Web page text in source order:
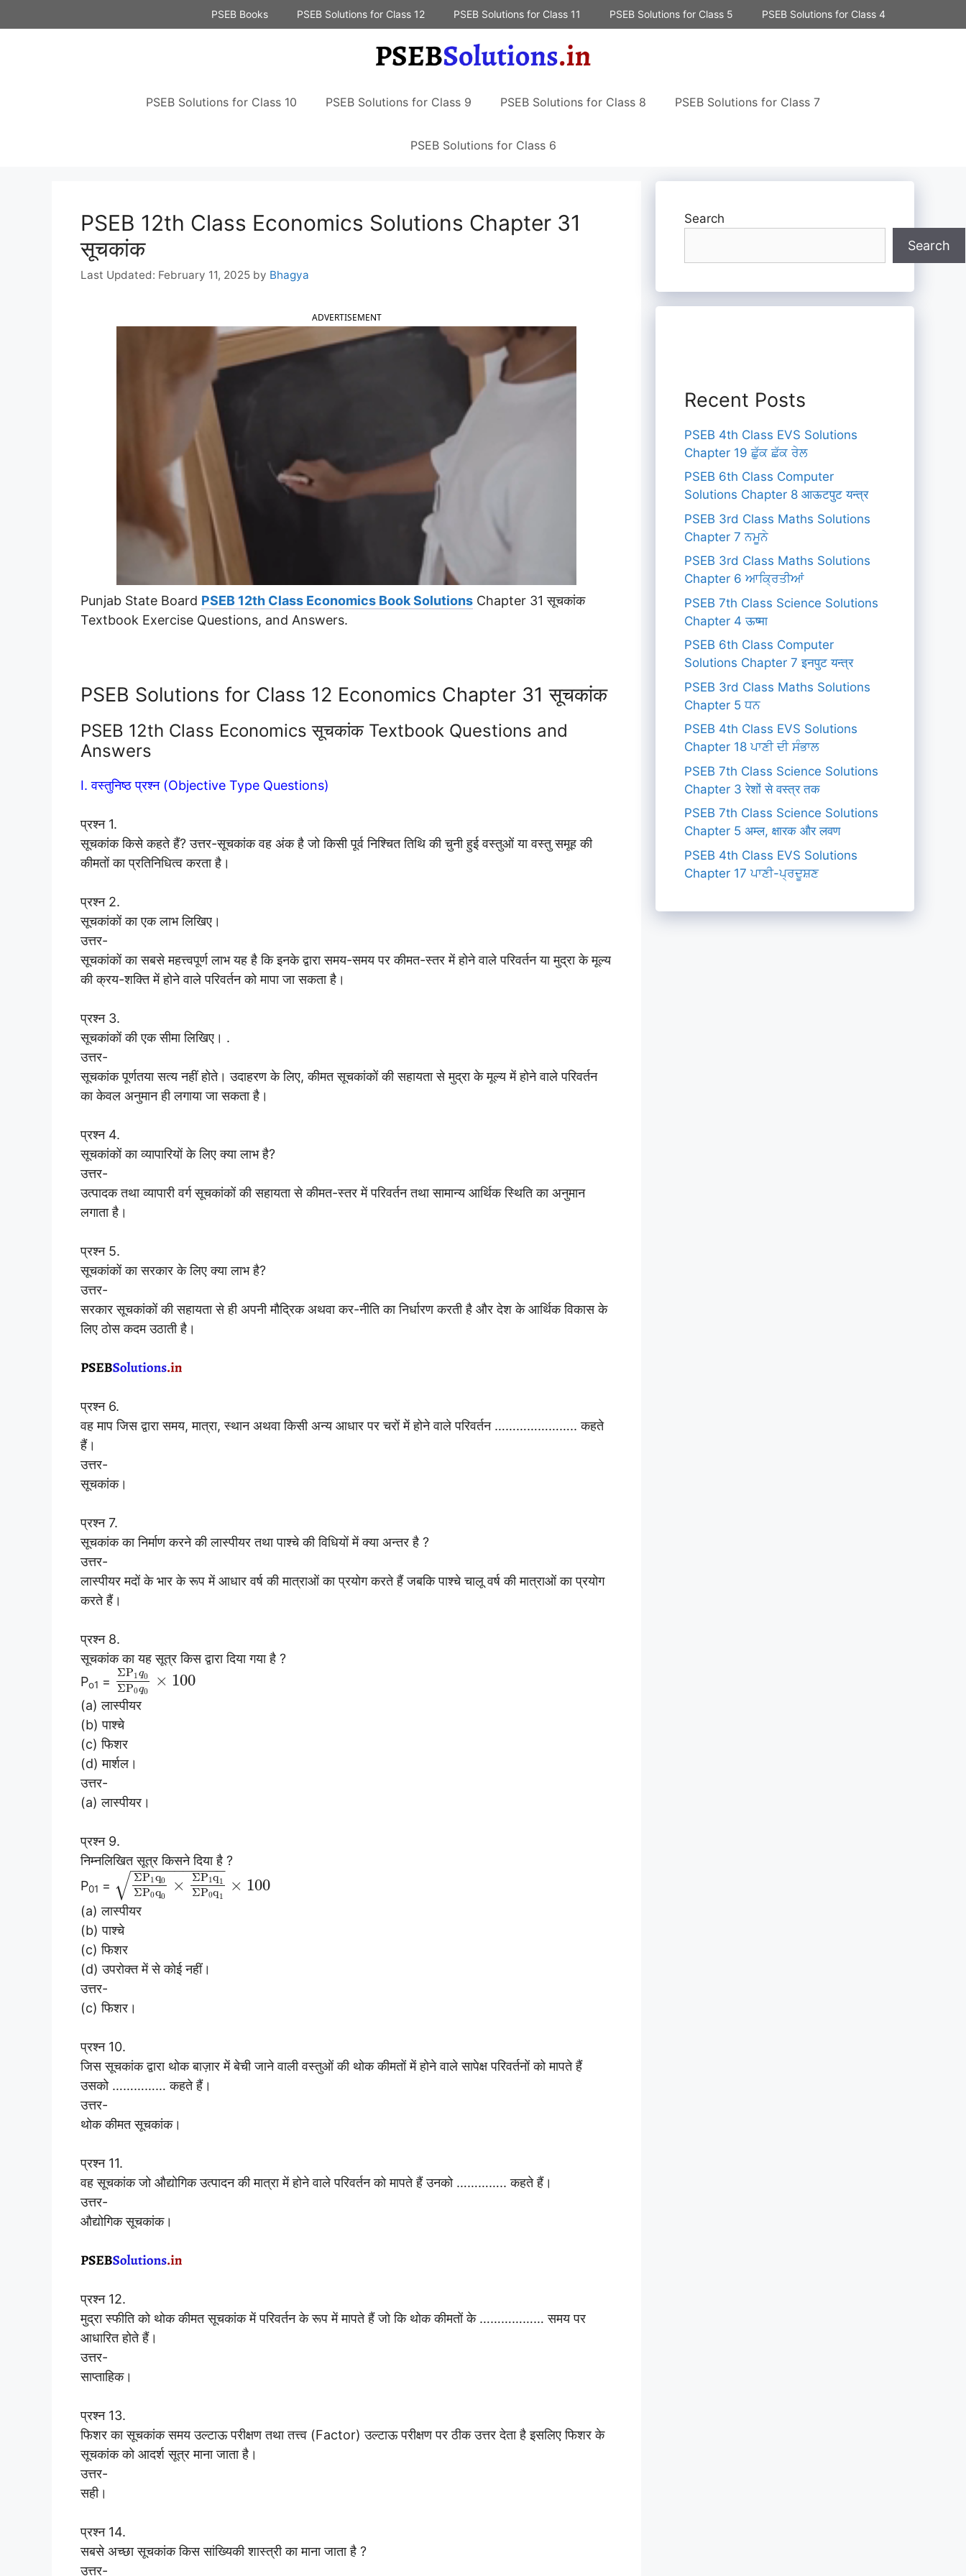
to
PSEB Books PSEB Solutions for Class 12 PSEB Solutions for Class 11 PSEB Solutions for Class 5 PSEB Solutions for Class 4
PSEB Solutions for Class 10 PSEB Solutions for Class 9 PSEB Solutions for Class 8 PSEB Solutions for Class 7
PSEB Solutions for Class 6
PSEB 12th Class Economics Solutions Chapter 31
सूचकांक
February 11, 2025 by Bhagya
ADVERTISEMENT
Punjab State Board PSEB 12th Class Economics Book Solutions Chapter 31 सूचकांक
Textbook Exercise Questions, and Answers.
PSEB Solutions for Class 12 Economics Chapter 31 सूचकांक
PSEB 12th Class Economics सूचकांक Textbook Questions and
Answers
I. वस्तुनिष्ठ प्रश्न (Objective Type Questions)
प्रश्न 1.
सूचकांक किसे कहते हैं? उत्तर-सूचकांक वह अंक है जो किसी पूर्व निश्चित तिथि की चुनी हुई वस्तुओं या वस्तु समूह की
कीमतों का प्रतिनिधित्व करता है।
प्रश्न 2.
सूचकांकों का एक लाभ लिखिए।
उत्तर-
सूचकांकों का सबसे महत्त्वपूर्ण लाभ यह है कि इनके द्वारा समय-समय पर कीमत-स्तर में होने वाले परिवर्तन या मुद्रा के मूल्य
की क्रय-शक्ति में होने वाले परिवर्तन को मापा जा सकता है।
प्रश्न 3.
सूचकांकों की एक सीमा लिखिए। .
उत्तर-
सूचकांक पूर्णतया सत्य नहीं होते। उदाहरण के लिए, कीमत सूचकांकों की सहायता से मुद्रा के मूल्य में होने वाले परिवर्तन
का केवल अनुमान ही लगाया जा सकता है।
प्रश्न 4.
सूचकांकों का व्यापारियों के लिए क्या लाभ है?
उत्तर-
उत्पादक तथा व्यापारी वर्ग सूचकांकों की सहायता से कीमत-स्तर में परिवर्तन तथा सामान्य आर्थिक स्थिति का अनुमान
लगाता है।
प्रश्न 5.
सूचकांकों का सरकार के लिए क्या लाभ है?
उत्तर-
सरकार सूचकांकों की सहायता से ही अपनी मौद्रिक अथवा कर-नीति का निर्धारण करती है और देश के आर्थिक विकास के
लिए ठोस कदम उठाती है।
प्रश्न 6.
वह माप जिस द्वारा समय, मात्रा, स्थान अथवा किसी अन्य आधार पर चरों में होने वाले परिवर्तन ………………….. कहते
हैं।
उत्तर-
सूचकांक।
प्रश्न 7.
सूचकांक का निर्माण करने की लास्पीयर तथा पाश्चे की विधियों में क्या अन्तर है ?
उत्तर-
लास्पीयर मदों के भार के रूप में आधार वर्ष की मात्राओं का प्रयोग करते हैं जबकि पाश्चे चालू वर्ष की मात्राओं का प्रयोग
करते हैं।
प्रश्न 8.
सूचकांक का यह सूत्र किस द्वारा दिया गया है ?
Po1 =
ΣP1q0
ΣP0q0
× 100
(a) लास्पीयर
(b) पाश्चे
(c) फिशर
(d) मार्शल।
उत्तर-
(a) लास्पीयर।
प्रश्न 9.
निम्नलिखित सूत्र किसने दिया है ?
P01 =
ΣP1q0
ΣP0q0
× ΣP1q1
ΣP0q1
− −
−−−−−−−−−
√ × 100
(a) लास्पीयर
(b) पाश्चे
(c) फिशर
(d) उपरोक्त में से कोई नहीं।
उत्तर-
(c) फिशर।
प्रश्न 10.
जिस सूचकांक द्वारा थोक बाज़ार में बेची जाने वाली वस्तुओं की थोक कीमतों में होने वाले सापेक्ष परिवर्तनों को मापते हैं
उसको …………… कहते हैं।
उत्तर-
थोक कीमत सूचकांक।
प्रश्न 11.
वह सूचकांक जो औद्योगिक उत्पादन की मात्रा में होने वाले परिवर्तन को मापते हैं उनको ………….. कहते हैं।
उत्तर-
औद्योगिक सूचकांक।
प्रश्न 12.
मुद्रा स्फीति को थोक कीमत सूचकांक में परिवर्तन के रूप में मापते हैं जो कि थोक कीमतों के ……………… समय पर
आधारित होते हैं।
उत्तर-
साप्ताहिक।
प्रश्न 13.
फिशर का सूचकांक समय उल्टाऊ परीक्षण तथा तत्त्व (Factor) उल्टाऊ परीक्षण पर ठीक उत्तर देता है इसलिए फिशर के
सूचकांक को आदर्श सूत्र माना जाता है।
उत्तर-
सही।
प्रश्न 14.
सबसे अच्छा सूचकांक किस सांख्यिकी शास्त्री का माना जाता है ?
उत्तर-
Search
Search
Recent Posts
PSEB 4th Class EVS Solutions
Chapter 19 ਛੁੱਕ ਛੱਕ ਰੇਲ
PSEB 6th Class Computer
Solutions Chapter 8 आऊटपुट यन्त्र
PSEB 3rd Class Maths Solutions
Chapter 7 ਨਮੂਨੇ
PSEB 3rd Class Maths Solutions
Chapter 6 ਆਕ੍ਰਿਤੀਆਂ
PSEB 7th Class Science Solutions
Chapter 4 ऊष्मा
PSEB 6th Class Computer
Solutions Chapter 7 इनपुट यन्त्र
PSEB 3rd Class Maths Solutions
Chapter 5 ਧਨ
PSEB 4th Class EVS Solutions
Chapter 18 ਪਾਣੀ ਦੀ ਸੰਭਾਲ
PSEB 7th Class Science Solutions
Chapter 3 रेशों से वस्त्र तक
PSEB 7th Class Science Solutions
Chapter 5 अम्ल, क्षारक और लवण
PSEB 4th Class EVS Solutions
Chapter 17 ਪਾਣੀ-ਪ੍ਰਦੂਸ਼ਣ